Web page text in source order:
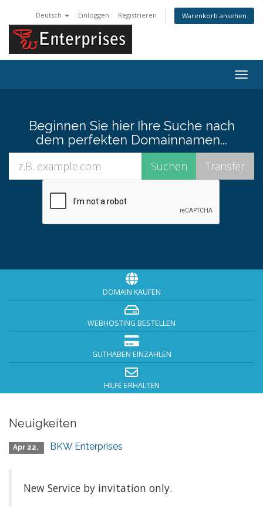
Deutsch Einloggen Registrieren Warenkorb ansehen
ein-/
Beginnen Sie hier Ihre Suche nach
dem perfekten Domainnamen...
DOMAIN KAUFEN
WEBHOSTING BESTELLEN
GUTHABEN EINZAHLEN
HILFE ERHALTEN
Neuigkeiten
Apr 22. BKW Enterprises
New Service by invitation only.